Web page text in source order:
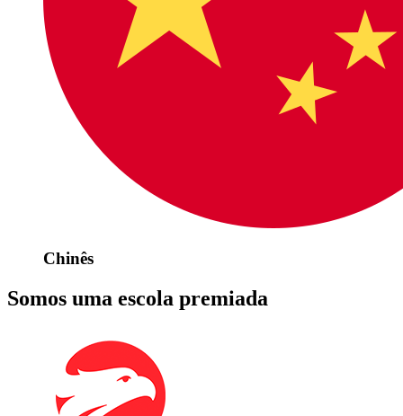
Chinês
Somos uma escola premiada